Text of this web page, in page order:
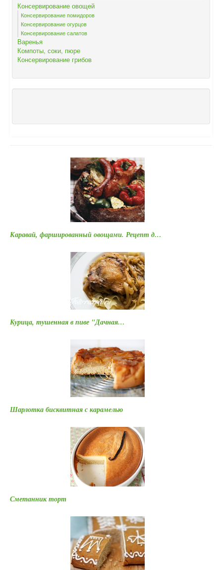
Консервирование овощей
Консервирование помидоров
Консервирование огурцов
Консервирование салатов
Варенья
Компоты, соки, пюре
Консервирование грибов
Каравай, фаршированный овощами. Рецепт д…
Курица, тушенная в пиве "Дачная…
Шарлотка бисквитная с карамелью
Сметанник торт